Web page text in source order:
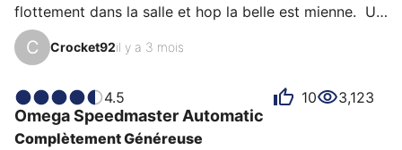
flottement dans la salle et hop la belle est mienne.  Un
peu capricieuse quand même, j'ai du la faire réviser un
an après l'achat. Très confortable au porté, j'aime son
speedmaster assez chic mais à la lisibilité douteuse
(en cadran noir c'est mieux je pense). Il vaut mieux
avoir un remontoir si on ne veut pas passer son temps
C Crocket92il y a 3 mois
4.5 10 3,123
OmegaSpeedmaster Automatic
Complètement Généreuse